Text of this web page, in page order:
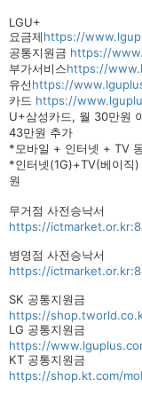
LGU+
요금제https://
공통지원금 https://
부가서비스https://
유선https://
카드 https://
U+삼성카드, 월 30만원
43만원 추가
*모바일 + 인터넷 + TV
*인터넷(1G)+TV(베이직
원
무거점 사전승낙서
https://
병영점 사전승낙서
https://
SK 공통지원금
https://
LG 공통지원금
https://
KT 공통지원금
https://shop.kt.com/